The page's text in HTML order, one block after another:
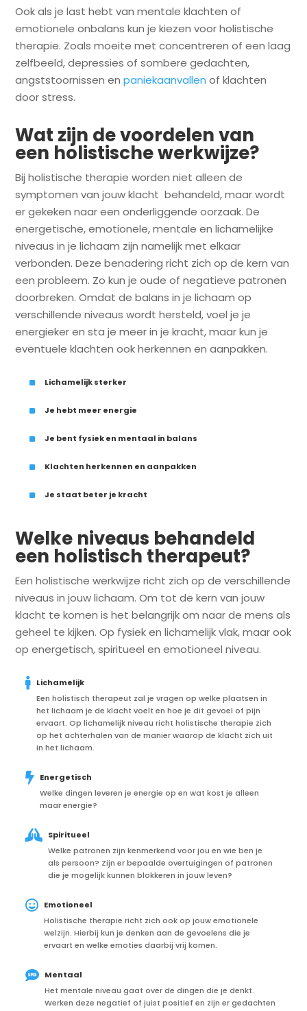
Ook als je last hebt van mentale klachten of
emotionele onbalans kun je kiezen voor holistische
therapie. Zoals moeite met concentreren of een laag
zelfbeeld, depressies of sombere gedachten,
angststoornissen enpaniekaanvallen of klachten
door stress.
Wat zijn de voordelen van
een holistische werkwijze?
Bij holistische therapie worden niet alleen de
symptomen van jouw klacht behandeld, maar wordt
er gekeken naar een onderliggende oorzaak. De
energetische, emotionele, mentale en lichamelijke
niveaus in je lichaam zijn namelijk met elkaar
verbonden. Deze benadering richt zich op de kern van
een probleem. Zo kun je oude of negatieve patronen
doorbreken. Omdat de balans in je lichaam op
verschillende niveaus wordt hersteld, voel je je
energieker en sta je meer in je kracht, maar kun je
eventuele klachten ook herkennen en aanpakken.
^ Lichamelijk sterker
^ Je hebt meer energie
^ Je bent fysiek en mentaal in balans
^ Klachten herkennen en aanpakken
^ Je staat beter je kracht
Welke niveaus behandeld
een holistisch therapeut?
Een holistische werkwijze richt zich op de verschillende
niveaus in jouw lichaam. Om tot de kern van jouw
klacht te komen is het belangrijk om naar de mens als
geheel te kijken. Op fysiek en lichamelijk vlak, maar ook
op energetisch, spiritueel en emotioneel niveau.
 Lichamelijk
Een holistisch therapeut zal je vragen op welke plaatsen in
het lichaam je de klacht voelt en hoe je dit gevoel of pijn
ervaart. Op lichamelijk niveau richt holistische therapie zich
op het achterhalen van de manier waarop de klacht zich uit
in het lichaam.
 Energetisch
Welke dingen leveren je energie op en wat kost je alleen
maar energie?
 Spiritueel
Welke patronen zijn kenmerkend voor jou en wie ben je
als persoon? Zijn er bepaalde overtuigingen of patronen
die je mogelijk kunnen blokkeren in jouw leven?
 Emotioneel
Holistische therapie richt zich ook op jouw emotionele
welzijn. Hierbij kun je denken aan de gevoelens die je
ervaart en welke emoties daarbij vrij komen.
 Mentaal
Het mentale niveau gaat over de dingen die je denkt.
Werken deze negatief of juist positief en zijn er gedachten